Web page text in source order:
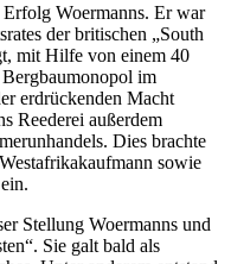
Woermanns. Er war
der britischen „South
mit Hilfe von einem 40
im
erdrückenden Macht
Reederei außerdem
Dies brachte
sowie
Stellung Woermanns und
Sie galt bald als